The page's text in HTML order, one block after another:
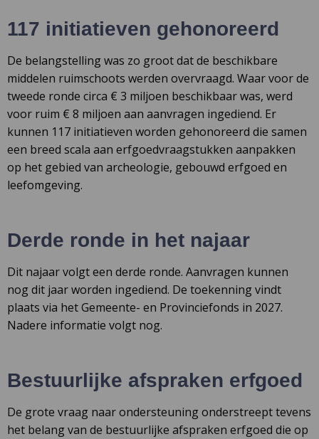
117 initiatieven gehonoreerd
De belangstelling was zo groot dat de beschikbare
middelen ruimschoots werden overvraagd. Waar voor de
tweede ronde circa € 3 miljoen beschikbaar was, werd
voor ruim € 8 miljoen aan aanvragen ingediend. Er
kunnen 117 initiatieven worden gehonoreerd die samen
een breed scala aan erfgoedvraagstukken aanpakken
op het gebied van archeologie, gebouwd erfgoed en
leefomgeving.
Derde ronde in het najaar
Dit najaar volgt een derde ronde. Aanvragen kunnen
nog dit jaar worden ingediend. De toekenning vindt
plaats via het Gemeente- en Provinciefonds in 2027.
Nadere informatie volgt nog.
Bestuurlijke afspraken erfgoed
De grote vraag naar ondersteuning onderstreept tevens
het belang van de bestuurlijke afspraken erfgoed die op